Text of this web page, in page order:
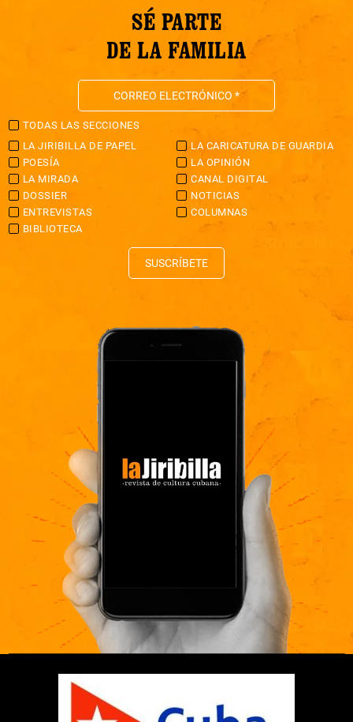
SÉ PARTE
DE LA FAMILIA
TODAS LAS SECCIONES
LA JIRIBILLA DE PAPEL
LA CARICATURA DE GUARDIA
POESÍA
LA OPINIÓN
LA MIRADA
CANAL DIGITAL
DOSSIER
NOTICIAS
ENTREVISTAS
COLUMNAS
BIBLIOTECA
SUSCRÍBETE